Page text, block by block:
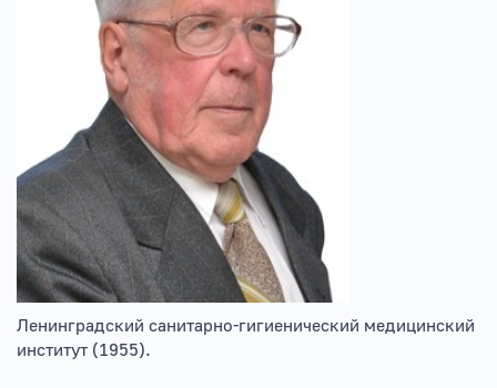
Ленинградский санитарно-гигиенический медицинский
институт (1955).